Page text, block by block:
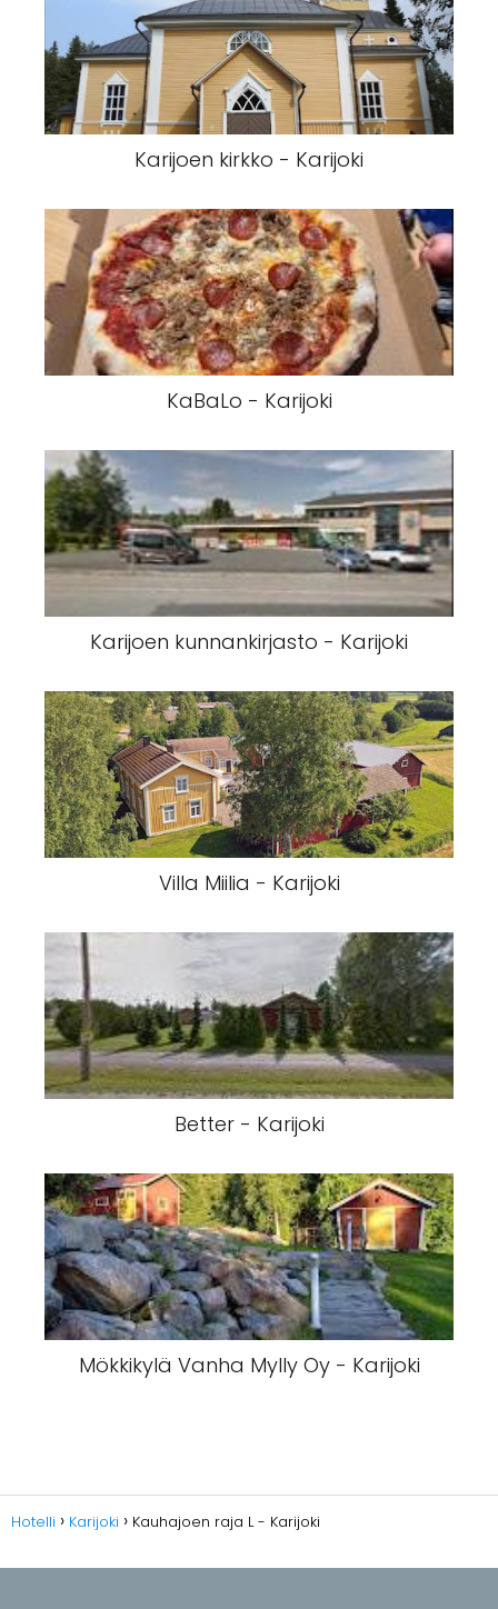
Karijoen kirkko - Karijoki
KaBaLo - Karijoki
Karijoen kunnankirjasto - Karijoki
Villa Miilia - Karijoki
Better - Karijoki
Mökkikylä Vanha Mylly Oy - Karijoki
Hotelli Karijoki Kauhajoen raja L - Karijoki